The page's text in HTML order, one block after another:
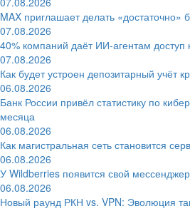
MAX приглашает делать «достаточно»
07.08.2026
40% компаний даёт ИИ‑агентам доступ
07.08.2026
Как будет устроен депозитарный учёт
06.08.2026
Банк России привёл статистику по
месяца
06.08.2026
Как магистральная сеть становится
06.08.2026
У Wildberries появится свой
06.08.2026
Новый раунд РКН vs. VPN: Эволюция